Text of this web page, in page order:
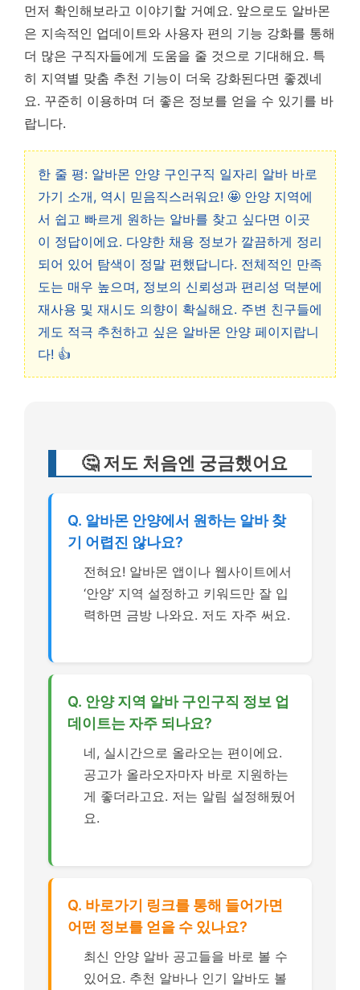
먼저 확인해보라고 이야기할 거예요. 앞으로도 알바몬
은 지속적인 업데이트와 사용자 편의 기능 강화를 통해
더 많은 구직자들에게 도움을 줄 것으로 기대해요. 특
히 지역별 맞춤 추천 기능이 더욱 강화된다면 좋겠네
요. 꾸준히 이용하며 더 좋은 정보를 얻을 수 있기를 바
랍니다.
한 줄 평: 알바몬 안양 구인구직 일자리 알바 바로
가기 소개, 역시 믿음직스러워요! 🤩 안양 지역에
서 쉽고 빠르게 원하는 알바를 찾고 싶다면 이곳
이 정답이에요. 다양한 채용 정보가 깔끔하게 정리
되어 있어 탐색이 정말 편했답니다. 전체적인 만족
도는 매우 높으며, 정보의 신뢰성과 편리성 덕분에
재사용 및 재시도 의향이 확실해요. 주변 친구들에
게도 적극 추천하고 싶은 알바몬 안양 페이지랍니
다! 👍
🤔 저도 처음엔 궁금했어요
Q. 알바몬 안양에서 원하는 알바 찾
기 어렵진 않나요?
전혀요! 알바몬 앱이나 웹사이트에서
‘안양’ 지역 설정하고 키워드만 잘 입
력하면 금방 나와요. 저도 자주 써요.
Q. 안양 지역 알바 구인구직 정보 업
데이트는 자주 되나요?
네, 실시간으로 올라오는 편이에요.
공고가 올라오자마자 바로 지원하는
게 좋더라고요. 저는 알림 설정해뒀어
요.
Q. 바로가기 링크를 통해 들어가면
어떤 정보를 얻을 수 있나요?
최신 안양 알바 공고들을 바로 볼 수
있어요. 추천 알바나 인기 알바도 볼